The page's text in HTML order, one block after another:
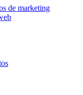
de marketing